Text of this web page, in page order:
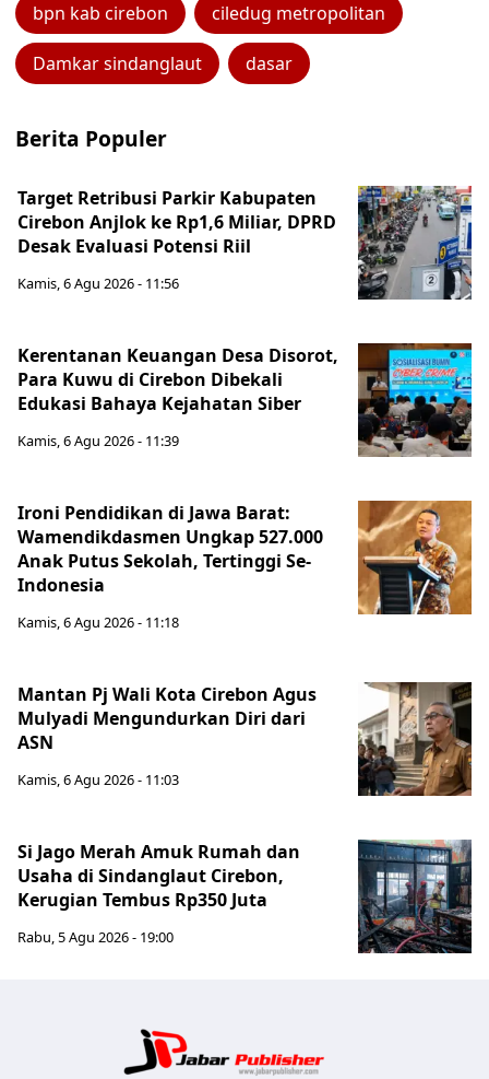
bpn kab cirebon ciledug metropolitan
Damkar sindanglaut dasar
Berita Populer
Target Retribusi Parkir Kabupaten
Cirebon Anjlok ke Rp1,6 Miliar, DPRD
Desak Evaluasi Potensi Riil
Kamis, 6 Agu 2026 - 11:56
Kerentanan Keuangan Desa Disorot,
Para Kuwu di Cirebon Dibekali
Edukasi Bahaya Kejahatan Siber
Kamis, 6 Agu 2026 - 11:39
Ironi Pendidikan di Jawa Barat:
Wamendikdasmen Ungkap 527.000
Anak Putus Sekolah, Tertinggi Se-
Indonesia
Kamis, 6 Agu 2026 - 11:18
Mantan Pj Wali Kota Cirebon Agus
Mulyadi Mengundurkan Diri dari
ASN
Kamis, 6 Agu 2026 - 11:03
Si Jago Merah Amuk Rumah dan
Usaha di Sindanglaut Cirebon,
Kerugian Tembus Rp350 Juta
Rabu, 5 Agu 2026 - 19:00